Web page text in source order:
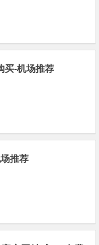
买-机场推荐
推荐